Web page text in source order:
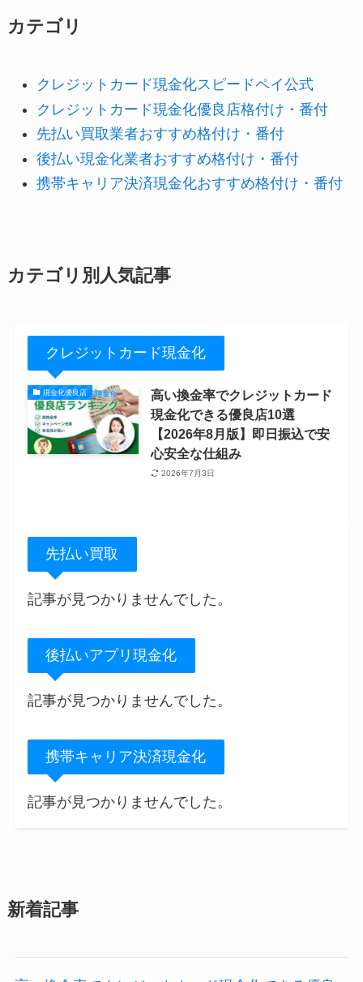
カテゴリ
クレジットカード現金化スピードペイ公式
クレジットカード現金化優良店格付け・番付
先払い買取業者おすすめ格付け・番付
後払い現金化業者おすすめ格付け・番付
携帯キャリア決済現金化おすすめ格付け・番付
カテゴリ別人気記事
クレジットカード現金化
現金化優良店
高い換金率でクレジットカード
現金化できる優良店10選
【2026年8月版】即日振込で安
心安全な仕組み
2026年7月3日
先払い買取
記事が見つかりませんでした。
後払いアプリ現金化
記事が見つかりませんでした。
携帯キャリア決済現金化
記事が見つかりませんでした。
新着記事